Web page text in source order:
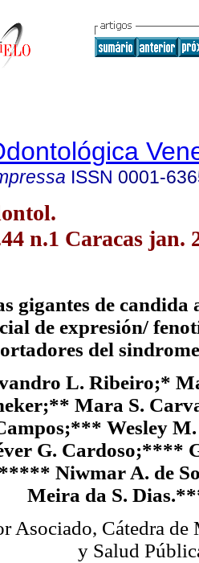
ISSN 0001-
n.1 Caracas jan.
gigantes de candida
de expresión/
del
L. Ribeiro;*
Mara S.
Wesley
G. Cardoso;****
Niwmar A. de
Meira da S.
Asociado, Cátedra
y Salud